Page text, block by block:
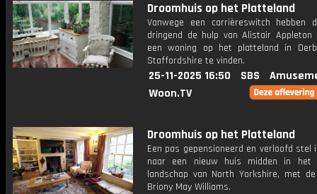
Droomhuis op het Platteland
Vanwege een carrièreswitch hebben
dringend de hulp van Alistair Appleton
een ​​woning op het platteland in
Staffordshire te vinden.
25-11-2025 16:50 SBS
Woon.TV
Droomhuis op het Platteland
Een pas gepensioneerd en verloofd stel
naar een nieuw huis midden in het
landschap van North Yorkshire, met
Briony May Williams.